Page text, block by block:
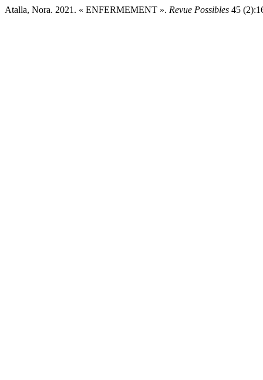
Atalla, Nora. 2021. « ENFERMEMENT ». Revue Possibles 45